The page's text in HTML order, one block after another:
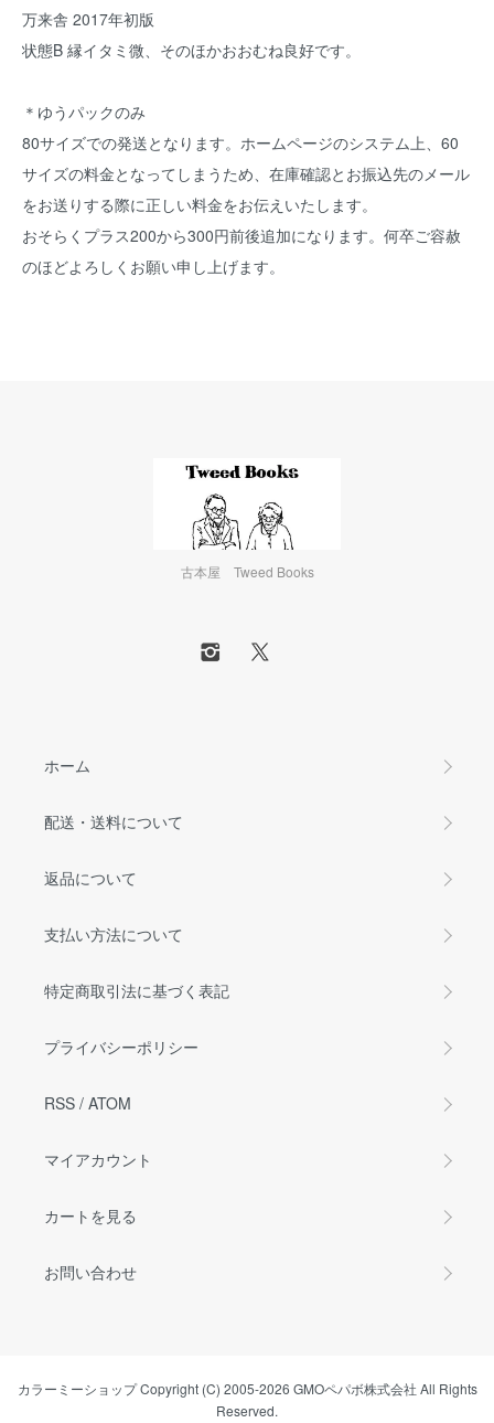
万来舎 2017年初版
状態B 縁イタミ微、そのほかおおむね良好です。
＊ゆうパックのみ
80サイズでの発送となります。ホームページのシステム上、60
サイズの料金となってしまうため、在庫確認とお振込先のメール
をお送りする際に正しい料金をお伝えいたします。
おそらくプラス200から300円前後追加になります。何卒ご容赦
のほどよろしくお願い申し上げます。
古本屋 Tweed Books
ホーム
配送・送料について
返品について
支払い方法について
特定商取引法に基づく表記
プライバシーポリシー
RSS / ATOM
マイアカウント
カートを見る
お問い合わせ
カラーミーショップCopyright (C) 2005-2026 GMOペパボ株式会社 All Rights
Reserved.